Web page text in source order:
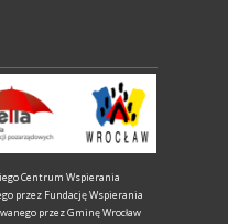
Centrum Wspierania
przez Fundację Wspierania
przez Gminę Wrocław